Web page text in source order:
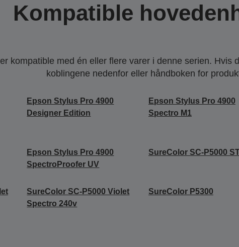
Kompatible
kompatible med én eller flere varer i denne serien. Hvis
koblingene nedenfor eller håndboken for
Epson Stylus Pro 4900
Designer Edition
Epson Stylus Pro 4900
Spectro M1
Epson Stylus Pro 4900
SpectroProofer UV
SureColor SC-P5000
SureColor SC-P5000 Violet
Spectro 240v
SureColor P5300